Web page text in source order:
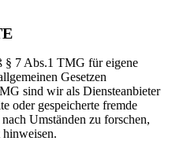
§ 7 Abs.1 TMG für eigene
Gesetzen
sind wir als Diensteanbieter
oder gespeicherte fremde
Umständen zu forschen,